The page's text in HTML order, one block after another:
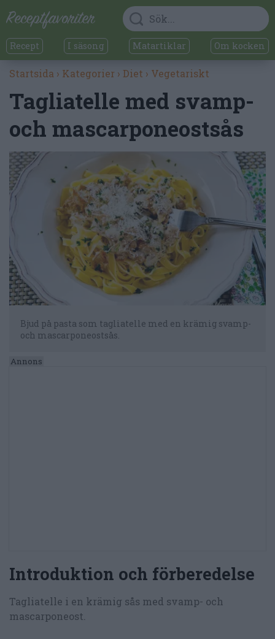
Recept I säsong Matartiklar Om kocken
Startsida › Kategorier › Diet › Vegetariskt
Tagliatelle med svamp-
och mascarponeostsås
Bjud på pasta som tagliatelle med en krämig svamp-
och mascarponeostsås.
Introduktion och förberedelse
Tagliatelle i en krämig sås med svamp- och
mascarponeost.